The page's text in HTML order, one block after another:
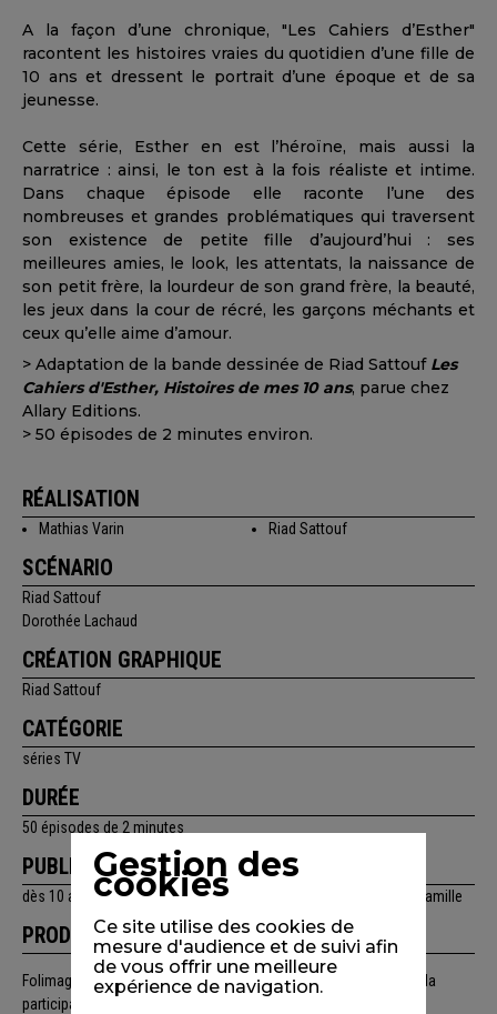
A la façon d’une chronique, "Les Cahiers d’Esther"
racontent les histoires vraies du quotidien d’une fille de
10 ans et dressent le portrait d’une époque et de sa
jeunesse.
Cette série, Esther en est l’héroïne, mais aussi la
narratrice : ainsi, le ton est à la fois réaliste et intime.
Dans chaque épisode elle raconte l’une des
nombreuses et grandes problématiques qui traversent
son existence de petite fille d’aujourd’hui : ses
meilleures amies, le look, les attentats, la naissance de
son petit frère, la lourdeur de son grand frère, la beauté,
les jeux dans la cour de récré, les garçons méchants et
ceux qu’elle aime d’amour.
> Adaptation de la bande dessinée de Riad Sattouf Les
Cahiers d'Esther, Histoires de mes 10 ans, parue chez
Allary Editions.
> 50 épisodes de 2 minutes environ.
RÉALISATION
Mathias Varin Riad Sattouf
SCÉNARIO
Riad Sattouf
Dorothée Lachaud
CRÉATION GRAPHIQUE
Riad Sattouf
CATÉGORIE
séries TV
DURÉE
50 épisodes de 2 minutes
PUBLIC
dès 10 ans, tous publics, jeunes adultes, adultes, adolescents, famille
PRODUCTION
Folimage, Les Compagnons du cinéma, Les Films du futur. Avec la
participation de Canal + et Studio Canal.
Gestion des
cookies
Ce site utilise des cookies de
mesure d'audience et de suivi afin
de vous offrir une meilleure
expérience de navigation.